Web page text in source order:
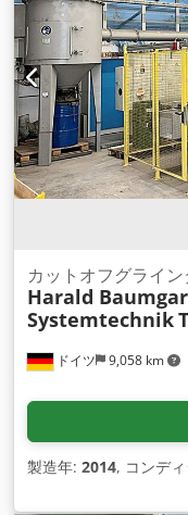
ドイツ 9,058 km
カットオフグライン
Harald
Systemtechnik
製造年: 2014, コンデ